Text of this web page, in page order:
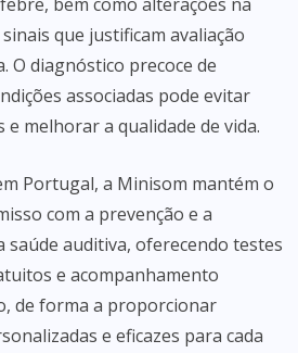
que justificam avaliação
O diagnóstico precoce de
associadas pode evitar
e melhorar a qualidade de vida.
Portugal, a Minisom mantém o
com a prevenção e a
saúde auditiva, oferecendo testes
e acompanhamento
de forma a proporcionar
e eficazes para cada